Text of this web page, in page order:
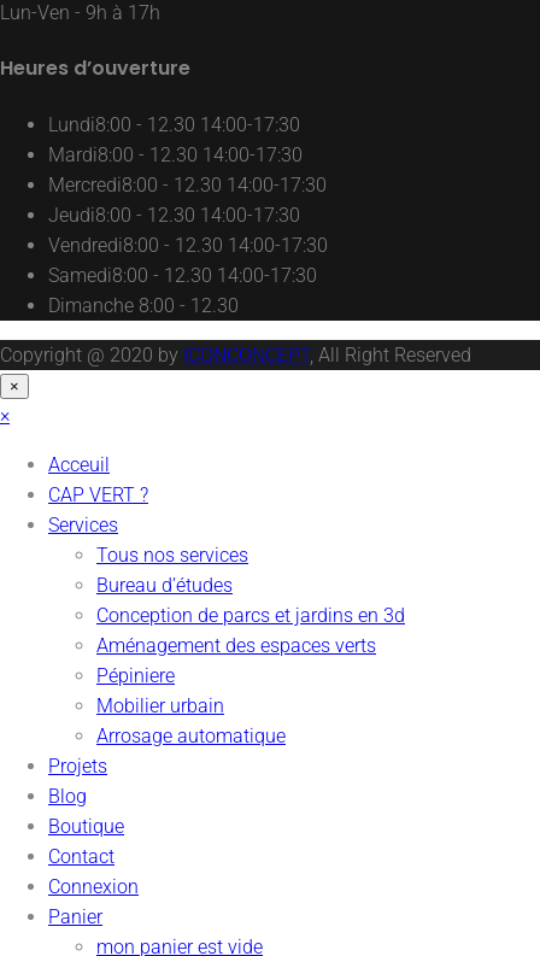
Lun-Ven - 9h à 17h
Heures d’ouverture
Lundi8:00 - 12.30 14:00-17:30
Mardi8:00 - 12.30 14:00-17:30
Mercredi8:00 - 12.30 14:00-17:30
Jeudi8:00 - 12.30 14:00-17:30
Vendredi8:00 - 12.30 14:00-17:30
Samedi8:00 - 12.30 14:00-17:30
Dimanche 8:00 - 12.30
Copyright @ 2020 by ICONCONCEPT, All Right Reserved
×
×
Acceuil
CAP VERT ?
Services
Tous nos services
Bureau d’études
Conception de parcs et jardins en 3d
Aménagement des espaces verts
Pépiniere
Mobilier urbain
Arrosage automatique
Projets
Blog
Boutique
Contact
Connexion
Panier
mon panier est vide